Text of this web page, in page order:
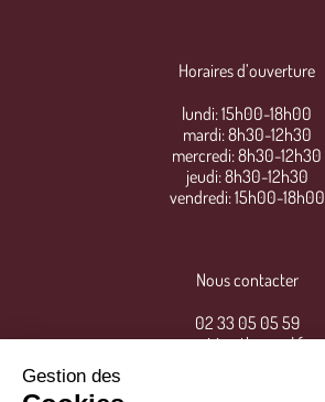
Horaires d’ouverture
lundi: 15h00-18h00
mardi: 8h30-12h30
mercredi: 8h30-12h30
jeudi: 8h30-12h30
vendredi: 15h00-18h00
Nous contacter
02 33 05 05 59
mairie@thereval.fr
Gestion des